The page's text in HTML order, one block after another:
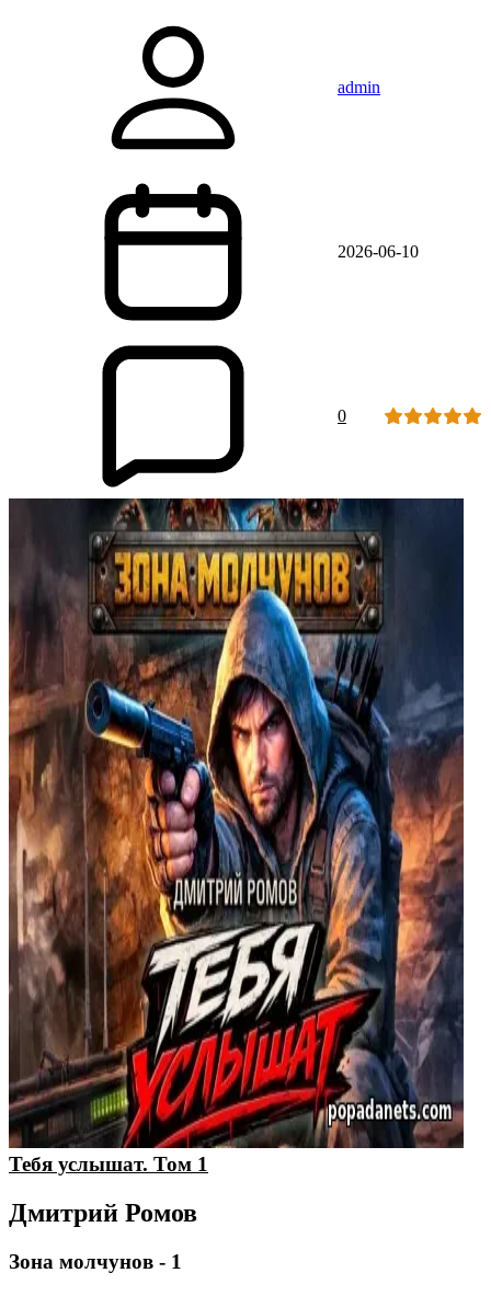
admin
2026-06-10
0
Тебя услышат. Том 1
Дмитрий Ромов
Зона молчунов - 1